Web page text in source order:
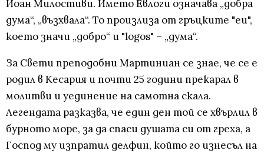
Йоан Милостиви. Името Евлоги означава „добра
дума“, „възхвала“. То произлиза от гръцките "еu",
което значи „добро“ и "logos" – „дума“.
За Свети преподобни Мартиниан се знае, че се е
родил в Кесария и почти 25 години прекарал в
молитви и уединение на самотна скала.
Легендата разказва, че един ден той се хвърлил в
бурното море, за да спаси душата си от греха, а
Господ му изпратил делфин, който го изнесъл на